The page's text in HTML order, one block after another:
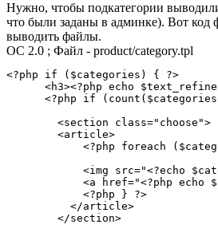
Нужно, чтобы подкатегории
что были заданы в админке). Вот код
выводить файлы.
OC 2.0 ; Файл - product/category.tpl
<?php if ($categories) { ?>
<h3><?php echo
<?php if
        <section class="choose">
        <article>
<?php foreach
<img src="<?echo
<a href="<?php echo
            <?php } ?>
          </article>
        </section>